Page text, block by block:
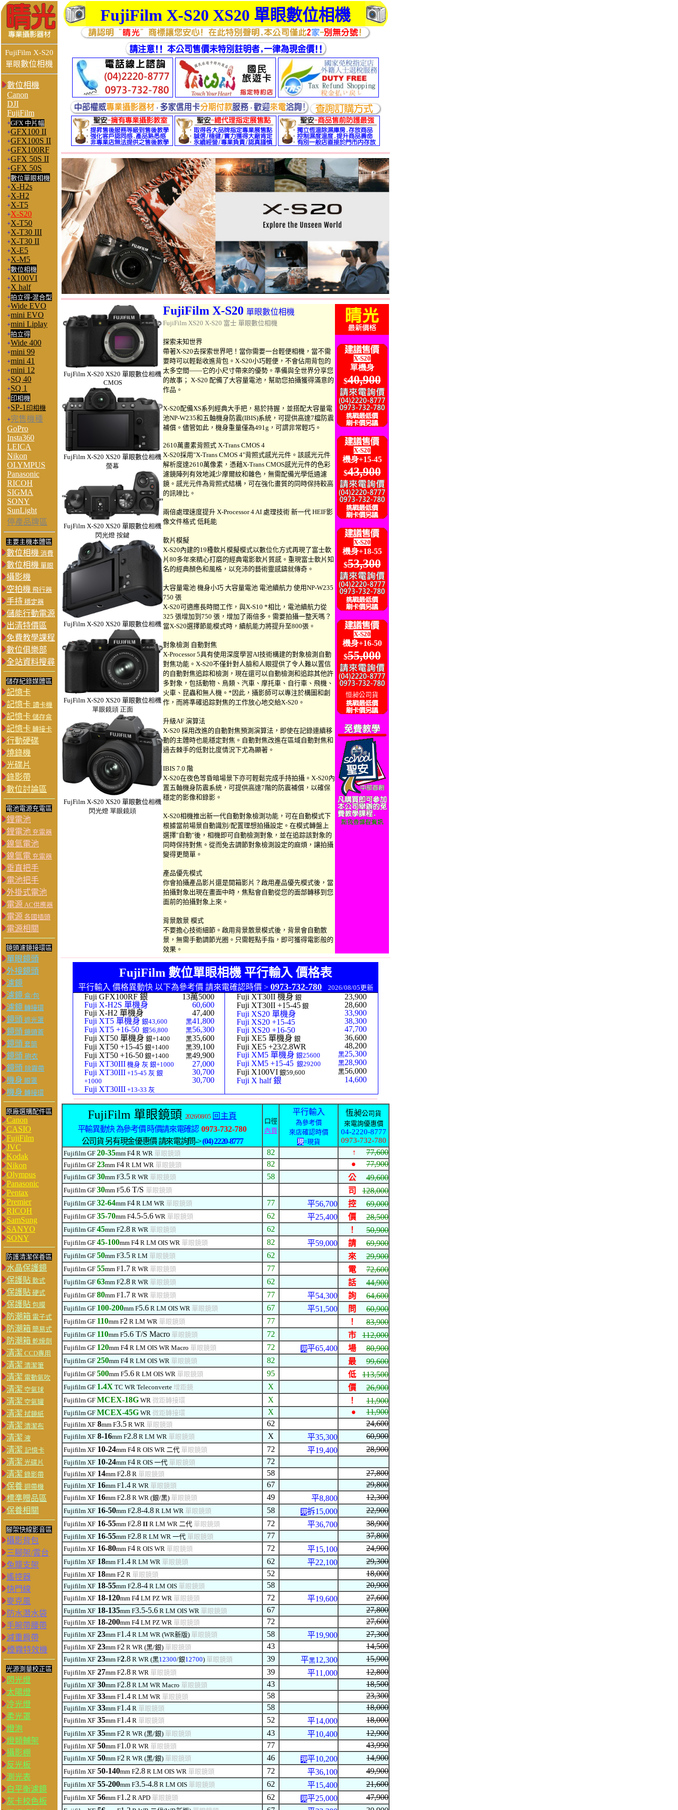
FujiFilm X-S20 XS20 單眼數位相機
FujiFilm X-S20
單眼數位相機
數位相機
Canon
DJI
FujiFilm
+GFX 中片幅
+GFX100 II
+GFX100S II
+GFX100RF
+GFX 50S II
+GFX 50S
+數位單眼相機
+X-H2s
+X-H2
+X-T5
+X-S20
+X-T50
+X-T30 III
+X-T30 II
+X-E5
+X-M5
+數位相機
+X100VI
+X half
+拍立得-混合型
+Wide EVO
+mini EVO
+mini Liplay
+拍立得
+Wide 400
+mini 99
+mini 41
+mini 12
+SQ 40
+SQ 1
+印相機
+SP-1 印相機
+完售機種
GoPro
Insta360
LEICA
Nikon
OLYMPUS
Panasonic
RICOH
SIGMA
SONY
SunLight
停產品牌區
主要主機本體區
數位相機 消費
數位相機 單眼
攝影機
空拍機 飛行器
手持 穩定器
儲能行動電源
出清特價區
免費教學課程
數位俱樂部
全站資料搜尋
儲存紀錄媒體區
記憶卡
記憶卡 讀卡機
記憶卡 儲存盒
記憶卡 轉接卡
行動硬碟
燒錄機
光碟片
錄影帶
數位討論區
電池電源充電區
鋰電池
鋰電池 充電器
鎳氫電池
鎳氫電 充電器
垂直把手
電池把手
外掛式電池
電源 AC供應器
電源 各國插頭
電源相關
鏡頭濾鏡接環區
單眼鏡頭
外接鏡頭
濾鏡
濾鏡 盒/包
濾鏡 轉接環
鏡頭 遮光罩
鏡頭 鏡頭蓋
鏡頭 套筒
鏡頭 砲衣
鏡頭 除霧帶
機身 眼罩
機身 轉接環
原廠選購配件區
Canon
CASIO
FujiFilm
JVC
Kodak
Nikon
Olympus
Panasonic
Pentax
Premier
RICOH
SamSung
SANYO
SONY
防護清潔保養區
水晶保護鏡
保護貼 軟式
保護貼 硬式
保護貼 包膜
防潮箱 電子式
防潮箱 簡易式
防潮箱 乾燥劑
清潔 CCD專用
清潔 清潔筆
清潔 電動氣吹
清潔 空氣球
清潔 空氣罐
清潔 拭鏡紙
清潔 清潔布
清潔 液
清潔 記憶卡
清潔 光碟片
清潔 錄影帶
保養 迴帶機
標準贈品區
保養相關
腳架快線影音區
攝影背包
三腳架/雲台
兔籠支架
遙控器
快門線
麥克風
防水潛水袋
手腕帶腰帶
減重肩帶
煙霧特效機
光源測量校正區
閃光燈
太陽燈
冷光燈
柔光罩
燈泡
燈類輔架
攝影棚
反光板
測光表
白平衡濾鏡
灰卡校色板
FujFilm X-S20 XS20 單眼數位相機
CMOS
FujFilm X-S20 XS20 單眼數位相機
螢幕
FujFilm X-S20 XS20 單眼數位相機
閃光燈 按鍵
FujFilm X-S20 XS20 單眼數位相機
FujFilm X-S20 XS20 單眼數位相機
單眼鏡頭 正面
FujFilm X-S20 XS20 單眼數位相機
閃光燈 單眼鏡頭
FujiFilm X-S20 單眼數位相機
FujiFilm XS20 X-S20 富士 單眼數位相機
探索未知世界
帶著X-S20去探索世界吧！當你需要一台輕便相機，當不需
要時可以輕鬆收進背包。X-S20小巧輕便，不會佔用背包的
太多空間——它的小尺寸帶來的優勢。準備與全世界分享您
的故事； X-S20 配備了大容量電池，幫助您拍攝獲得滿意的
作品。
X-S20配備XS系列經典大手把，易於持握，並搭配大容量電
池NP-W235和五軸機身防震(IBIS)系統，可提供高達7檔防震
補償。儘管如此，機身重量僅為491g，可謂非常輕巧。
2610萬畫素背照式 X-Trans CMOS 4
X-S20採用"X-Trans CMOS 4"背照式感光元件。該感光元件
解析度達2610萬像素，憑藉X-Trans CMOS感光元件的色彩
濾鏡陣列有效地減少摩爾紋和雜色，無需配備光學低通濾
鏡。感光元件為背照式結構，可在強化畫質的同時保持較高
的訊噪比。
兩倍處理速度提升 X-Processor 4 AI 處理技術 新一代 HEIF影
像文件格式 低耗能
軟片模擬
X-S20內建的19種軟片模擬模式以數位化方式再現了富士軟
片80多年來精心打磨的經典電影軟片質感。重現富士軟片知
名的經典顏色和風格，以充沛的藝術靈感鑄就傳奇。
大容量電池 機身小巧 大容量電池 電池續航力 使用NP-W235
750 張
X-S20可適應長時間工作，與X-S10 *相比，電池續航力從
325 張增加到750 張，增加了兩倍多。需要拍攝一整天嗎？
當X-S20選擇節能模式時，續航能力將提升至800張。
對象檢測 自動對焦
X-Processor 5具有使用深度學習AI技術構建的對象檢測自動
對焦功能。X-S20不僅針對人臉和人眼提供了令人難以置信
的自動對焦追踪和檢測，現在還可以自動檢測和追踪其他許
多對象，包括動物、鳥類、汽車、摩托車、自行車、飛機、
火車、昆蟲和無人機。*因此，攝影師可以專注於構圖和創
作，而將準確追踪對焦的工作放心地交給X-S20。
升級AF 演算法
X-S20 採用改進的自動對焦預測演算法，即使在記錄連續移
動的主體時也能穩定對焦。自動對焦改進在區域自動對焦和
過去棘手的低對比度情況下尤為顯著。
IBIS 7.0 階
X-S20在夜色等昏暗場景下亦可輕鬆完成手持拍攝。X-S20內
置五軸機身防震系統，可提供高達7階的防震補償，以確保
穩定的影像和錄影。
X-S20相機推出新一代自動對象檢測功能，可在自動模式下
根據當前場景自動識別/配置理想拍攝設定。在模式轉盤上
選擇"自動"後，相機即可自動檢測對象，並在追踪該對象的
同時保持對焦。從而免去調節對象檢測設定的麻煩，讓拍攝
變得更簡單。
產品優先模式
你會拍攝產品影片還是開箱影片？啟用產品優先模式後，當
拍攝對象出現在畫面中時，焦點會自動從您的面部轉移到您
面前的拍攝對象上來。
背景散景 模式
不要擔心技術細節。啟用背景散景模式後，背景會自動散
景，無需手動調節光圈。只需輕點手指，即可獲得電影般的
效果。
X-S20
單機身
$40,900
X-S20
機身+15-45
$43,900
X-S20
機身+18-55
$53,300
X-S20
機身+16-50
$55,000
恒昶公司貨
FujiFilm 數位單眼相機 平行輸入 價格表
平行輸入 價格異動快 以下為參考價 請來電確認時價 > 0973-732-780 2026/08/05更新
Fuji GFX100RF 銀
Fuji X-H2S 單機身
Fuji X-H2 單機身
Fuji XT5 單機身 銀43,600
Fuji XT5 +16-50 銀56,800
Fuji XT50 單機身 銀+1400
Fuji XT50 +15-45 銀+1400
Fuji XT50 +16-50 銀+1400
Fuji XT30III 機身 灰 銀+1000
Fuji XT30III +15-45 灰 銀
+1000
Fuji XT30III +13-33 灰
13萬5000
60,600
47,400
黑41,800
黑56,300
黑35,600
黑39,100
黑49,900
27,000
30,700
30,700
Fuji XT30II 機身 銀
Fuji XT30II +15-45 銀
Fuji XS20 單機身
Fuji XS20 +15-45
Fuji XS20 +16-50
Fuji XE5 單機身 銀
Fuji XE5 +23/2.8WR
Fuji XM5 單機身 銀25600
Fuji XM5 +15-45 銀29200
Fuji X100VI 銀59,600
Fuji X half 銀
23,900
28,600
33,900
38,300
47,700
36,600
48,200
黑25,300
黑28,900
黑56,000
14,600
FujiFilm 單眼鏡頭 2026/08/05 回主頁
平輸異動快 為參考價 時價請來電確認 0973-732-780
公司貨 另有現金優惠價 請來電詢問->(04) 2220-8777
口徑
內頁
平行輸入
為參考價
來店確認時價
現=現貨
恆昶公司貨
來電詢優惠價
04-2220-8777
0973-732-780
Fujifilm GF 20-35mm F4R WR單眼鏡頭 82 ↑ 77,600
Fujifilm GF 23mm F4R LM WR單眼鏡頭 82 ● 77,900
Fujifilm GF 30mm F3.5R WR單眼鏡頭 58 公 49,600
Fujifilm GF 30mm F5.6 T/S 單眼鏡頭 司 128,000
Fujifilm GF 32-64mm F4R LM WR單眼鏡頭 77 平56,700 控 69,000
Fujifilm GF 35-70mm F4.5-5.6WR單眼鏡頭 62 平25,400 價 28,500
Fujifilm GF 45mm F2.8R WR單眼鏡頭 62 ！ 50,900
Fujifilm GF 45-100mm F4R LM OIS WR單眼鏡頭 82 平59,000 請 69,900
Fujifilm GF 50mm F3.5R LM 單眼鏡頭 62 來 29,900
Fujifilm GF 55mm F1.7R WR單眼鏡頭 77 電 72,600
Fujifilm GF 63mm F2.8R WR單眼鏡頭 62 話 44,900
Fujifilm GF 80mm F1.7R WR單眼鏡頭 77 平54,300 詢 64,600
Fujifilm GF 100-200mm F5.6R LM OIS WR單眼鏡頭 67 平51,500 問 60,900
Fujifilm GF 110mm F2R LM WR單眼鏡頭 77 ！ 83,900
Fujifilm GF 110mm F5.6 T/S Macro單眼鏡頭 72 市 112,000
Fujifilm GF 120mm F4R LM OIS WR Macro 單眼鏡頭 72 現平65,400 場 80,900
Fujifilm GF 250mm F4R LM OIS WR單眼鏡頭 82 最 99,600
Fujifilm GF 500mm F5.6R LM OIS WR單眼鏡頭 95 低 113,500
Fujifilm GF 1.4X TC WR Teleconverte增距鏡 X 價 26,900
Fujifilm GF MCEX-18GWR 微距轉接環 X ！ 11,900
Fujifilm GF MCEX-45GWR 微距轉接環 X ● 11,900
Fujifilm XF 8mm F3.5 R WR單眼鏡頭 62 24,600
Fujifilm XF 8-16mm F2.8 R LM WR單眼鏡頭 X 平35,300 60,900
Fujifilm XF 10-24mm F4R OIS WR二代單眼鏡頭 72 平19,400 28,900
Fujifilm XF 10-24mm F4 R OIS一代單眼鏡頭 72
Fujifilm XF 14mm F2.8 R單眼鏡頭 58 27,800
Fujifilm XF 16mm F1.4 R WR單眼鏡頭 67 29,800
Fujifilm XF 16mm F2.8 R WR (銀/黑)單眼鏡頭 49 平8,800 12,300
Fujifilm XF 16-50mm F2.8-4.8 R LM WR單眼鏡頭 58 現拆15,000 22,900
Fujifilm XF 16-55mm F2.8 II R LM WR二代單眼鏡頭 72 平36,700 38,900
Fujifilm XF 16-55mm F2.8 R LM WR一代 單眼鏡頭 77 37,800
Fujifilm XF 16-80mm F4 R OIS WR單眼鏡頭 72 平15,100 24,900
Fujifilm XF 18mm F1.4 R LM WR單眼鏡頭 62 平22,100 29,300
Fujifilm XF 18mm F2 R單眼鏡頭 52 18,000
Fujifilm XF 18-55mm F2.8-4 R LM OIS單眼鏡頭 58 20,900
Fujifilm XF 18-120mm F4LM PZWR單眼鏡頭 72 平19,600 27,600
Fujifilm XF 18-135mm F3.5-5.6 R LM OIS WR單眼鏡頭 67 27,800
Fujifilm XF 18-200mm F4 LM PZ WR單眼鏡頭 72 27,600
Fujifilm XF 23mm F1.4 R LM WR (WR新版)單眼鏡頭 58 平19,900 27,300
Fujifilm XF 23mm F2 R WR(黑/銀)單眼鏡頭 43 14,500
Fujifilm XF 23mm F2.8R WR(黑12300/銀12700)單眼鏡頭 39 平黑12,300 15,900
Fujifilm XF 27mm F2.8 R WR單眼鏡頭 39 平11,000 12,800
Fujifilm XF 30mm F2.8 R LM WR Macro 單眼鏡頭 43 18,500
Fujifilm XF 33mm F1.4 R LM WR單眼鏡頭 58 23,300
Fujifilm XF 33mm F1.4 R 單眼鏡頭 58 18,000
Fujifilm XF 35mm F1.4 R 單眼鏡頭 52 平14,000 18,000
Fujifilm XF 35mm F2 R WR(黑/銀) 單眼鏡頭 43 平10,400 12,900
Fujifilm XF 50mm F1.0 R WR 單眼鏡頭 77 43,990
Fujifilm XF 50mm F2 R WR(黑/銀) 單眼鏡頭 46 現平10,200 14,900
Fujifilm XF 50-140mm F2.8 R LM OIS WR 單眼鏡頭 72 平36,100 49,900
Fujifilm XF 55-200mm F3.5-4.8 R LM OIS 單眼鏡頭 62 平15,400 21,600
Fujifilm XF 56mm F1.2 RAPD 單眼鏡頭 62 現平25,000 47,900